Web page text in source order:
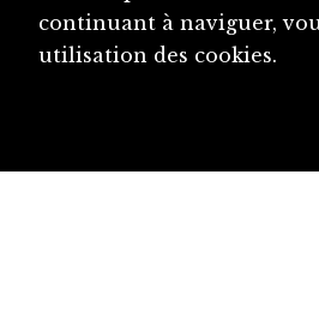
continuant à naviguer,
utilisation des cookies.